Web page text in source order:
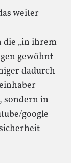
weiter
die „in ihrem
gewöhnt
dadurch
sondern in
google